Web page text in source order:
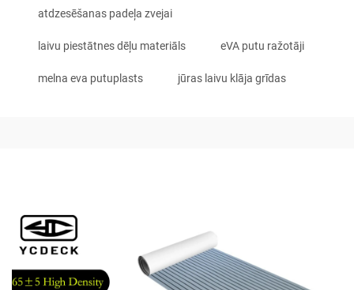
atdzesēšanas padeļa zvejai
laivu piestātnes dēļu materiāls eVA putu ražotāji
melna eva putuplasts jūras laivu klāja grīdas